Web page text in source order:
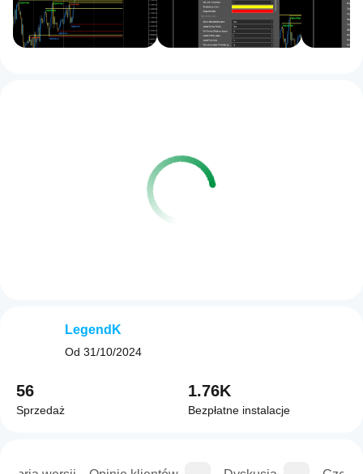
LegendK
Od 31/10/2024
56
Sprzedaż
1.76K
Bezpłatne instalacje